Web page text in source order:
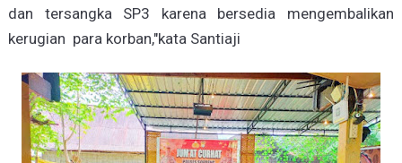
dan tersangka SP3 karena bersedia mengembalikan
kerugian para korban,"kata Santiaji